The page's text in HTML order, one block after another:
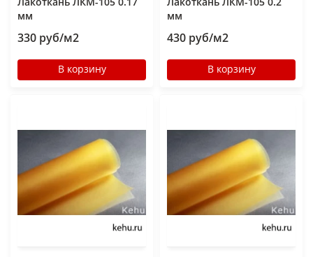
мм
330 руб/м2
В корзину
мм
430 руб/м2
В корзину